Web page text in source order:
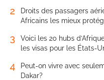
2
Droits des passagers
Africains les mieux
3
Voici les 20 hubs
les visas pour les États-
4
Peut-on vivre avec
Dakar?